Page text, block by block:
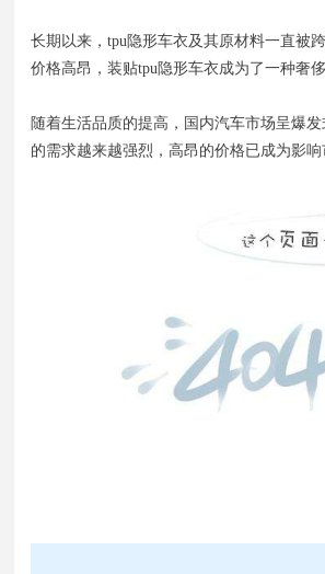
长期以来，tpu隐形车衣及其原材料一直被
价格高昂，装贴tpu隐形车衣成为了一种奢侈
随着生活品质的提高，国内汽车市场呈爆
的需求越来越强烈，高昂的价格已成为影响